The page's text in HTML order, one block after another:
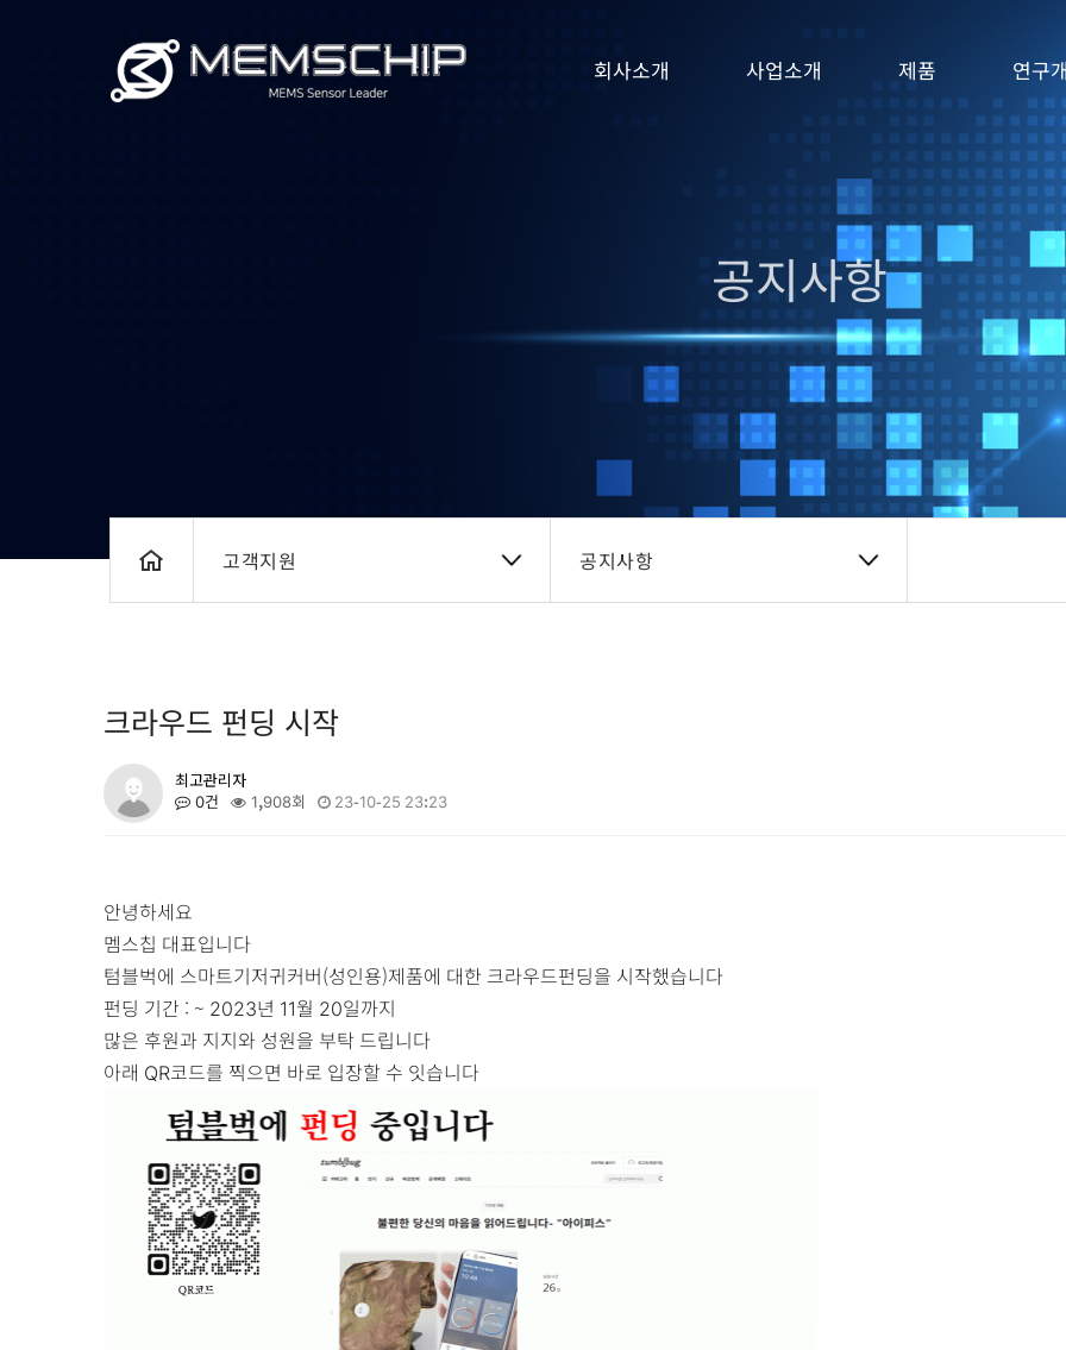
회사소개 사업소개 제품 연구
공지사항
고객지원 공지사항
크라우드 펀딩 시작
최고관리자
0건 1,908회 23-10-25 23:23
안녕하세요
멤스칩 대표입니다
텀블벅에 스마트기저귀커버(성인용)제품에 대한 크라우드펀딩을 시작했습니다
펀딩 기간 : ~ 2023년 11월 20일까지
많은 후원과 지지와 성원을 부탁 드립니다
아래 QR코드를 찍으면 바로 입장할 수 잇습니다